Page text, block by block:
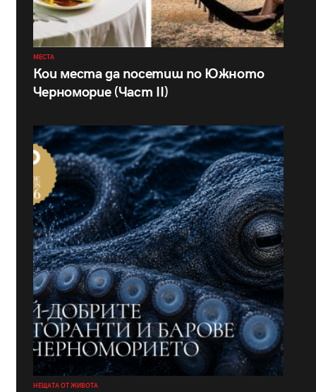
МЕСТА
Кои места да посетиш по Южното
Черноморие (Част II)
НЕЩАТА ОТ ЖИВОТА